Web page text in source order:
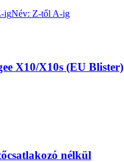
igNév: Z-től A-ig
X10/X10s (EU Blister)
nélkül